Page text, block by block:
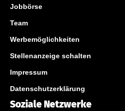
Jobbörse
Team
Werbemöglichkeiten
Stellenanzeige schalten
Impressum
Datenschutzerklärung
Soziale Netzwerke